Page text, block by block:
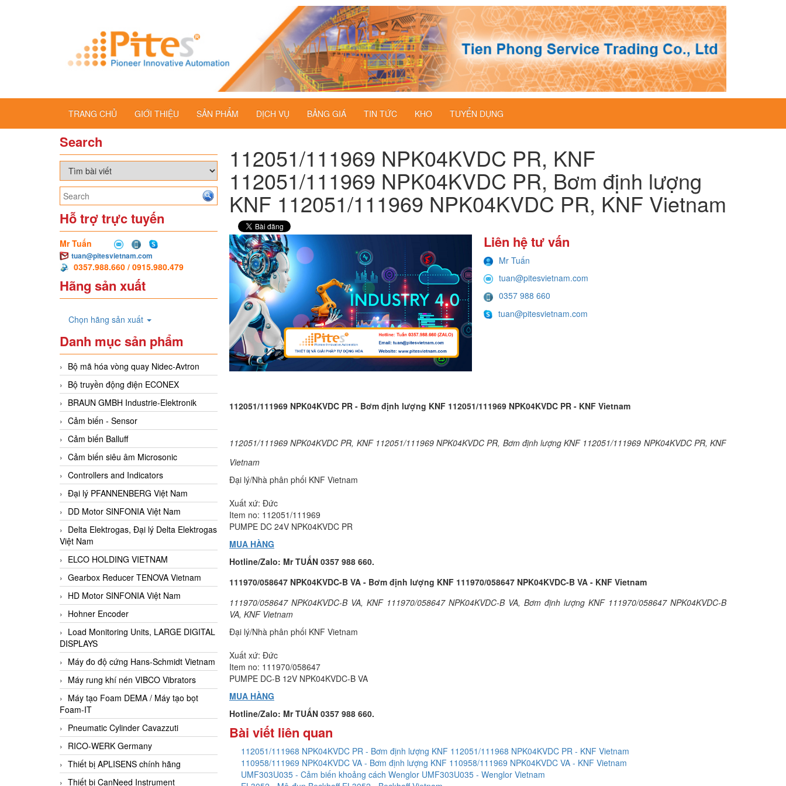
TRANG CHỦ GIỚI THIỆU SẢN PHẨM DỊCH VỤ BẢNG GIÁ TIN TỨC KHO TUYỂN DỤNG
Search
Hỗ trợ trực tuyến
Mr Tuấn
tuan@pitesvietnam.com
0357.988.660 / 0915.980.479
Hãng sản xuất
Chọn hãng sản xuất
Danh mục sản phẩm
Bộ mã hóa vòng quay Nidec-Avtron
Bộ truyền động điện ECONEX
BRAUN GMBH Industrie-Elektronik
Cảm biến - Sensor
Cảm biến Balluff
Cảm biến siêu âm Microsonic
Controllers and Indicators
Đại lý PFANNENBERG Việt Nam
DD Motor SINFONIA Việt Nam
Delta Elektrogas, Đại lý Delta Elektrogas
Việt Nam
ELCO HOLDING VIETNAM
Gearbox Reducer TENOVA Vietnam
HD Motor SINFONIA Việt Nam
Hohner Encoder
Load Monitoring Units, LARGE DIGITAL
DISPLAYS
Máy đo độ cứng Hans-Schmidt Vietnam
Máy rung khí nén VIBCO Vibrators
Máy tạo Foam DEMA / Máy tạo bọt
Foam-IT
Pneumatic Cylinder Cavazzuti
RICO-WERK Germany
Thiết bị APLISENS chính hãng
Thiết bị CanNeed Instrument
112051/111969 NPK04KVDC PR, KNF
112051/111969 NPK04KVDC PR, Bơm định lượng
KNF 112051/111969 NPK04KVDC PR, KNF Vietnam
Liên hệ tư vấn
Mr Tuấn
tuan@pitesvietnam.com
0357 988 660
tuan@pitesvietnam.com
112051/111969 NPK04KVDC PR - Bơm định lượng KNF 112051/111969 NPK04KVDC PR - KNF Vietnam
112051/111969 NPK04KVDC PR, KNF 112051/111969 NPK04KVDC PR, Bơm định lượng KNF 112051/111969 NPK04KVDC PR, KNF
Vietnam
Đại lý/Nhà phân phối KNF Vietnam
Xuất xứ: Đức
Item no: 112051/111969
PUMPE DC 24V NPK04KVDC PR
MUA HÀNG
Hotline/Zalo: Mr TUẤN 0357 988 660.
111970/058647 NPK04KVDC-B VA - Bơm định lượng KNF 111970/058647 NPK04KVDC-B VA - KNF Vietnam
111970/058647 NPK04KVDC-B VA, KNF 111970/058647 NPK04KVDC-B VA, Bơm định lượng KNF 111970/058647 NPK04KVDC-B
VA, KNF Vietnam
Đại lý/Nhà phân phối KNF Vietnam
Xuất xứ: Đức
Item no: 111970/058647
PUMPE DC-B 12V NPK04KVDC-B VA
MUA HÀNG
Hotline/Zalo: Mr TUẤN 0357 988 660.
Bài viết liên quan
112051/111968 NPK04KVDC PR - Bơm định lượng KNF 112051/111968 NPK04KVDC PR - KNF Vietnam
110958/111969 NPK04KVDC VA - Bơm định lượng KNF 110958/111969 NPK04KVDC VA - KNF Vietnam
UMF303U035 - Cảm biến khoảng cách Wenglor UMF303U035 - Wenglor Vietnam